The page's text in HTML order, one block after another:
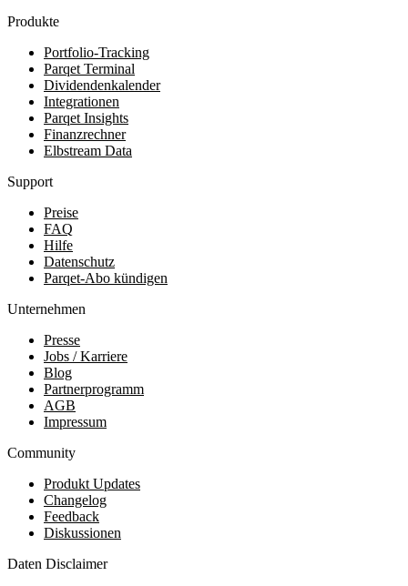
Produkte
Portfolio-Tracking
Parqet Terminal
Dividendenkalender
Integrationen
Parqet Insights
Finanzrechner
Elbstream Data
Support
Preise
FAQ
Hilfe
Datenschutz
Parqet-Abo kündigen
Unternehmen
Presse
Jobs / Karriere
Blog
Partnerprogramm
AGB
Impressum
Community
Produkt Updates
Changelog
Feedback
Diskussionen
Daten Disclaimer